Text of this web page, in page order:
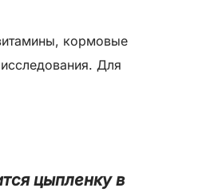
кормовые
Для
цыпленку в